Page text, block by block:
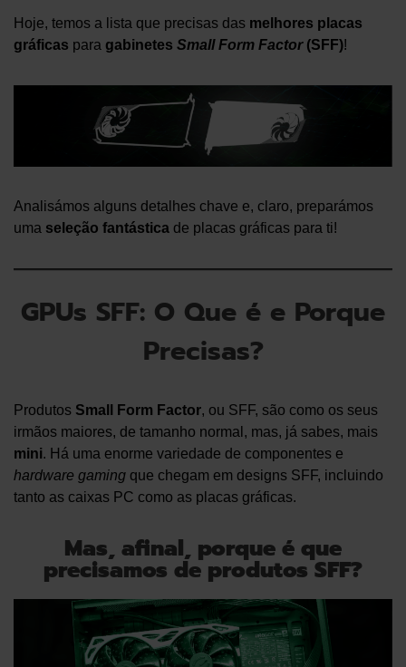
Hoje, temos a lista que precisas das melhores placas
gráficas para gabinetes Small Form Factor(SFF)!
Analisámos alguns detalhes chave e, claro, preparámos
uma seleção fantástica de placas gráficas para ti!
GPUs SFF: O Que é e Porque
Precisas?
Produtos Small Form Factor, ou SFF, são como os seus
irmãos maiores, de tamanho normal, mas, já sabes, mais
mini. Há uma enorme variedade de componentes e
hardware gaming que chegam em designs SFF, incluindo
tanto as caixas PC como as placas gráficas.
Mas, afinal, porque é que
precisamos de produtos SFF?